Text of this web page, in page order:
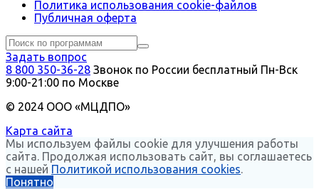
Политика использования сookie-файлов
Публичная оферта
Задать вопрос
8 800 350-36-28 Звонок по России бесплатный Пн-Вск
9:00-21:00 по Москве
© 2024 ООО «МЦДПО»
Карта сайта
Мы используем файлы cookie для улучшения работы
сайта. Продолжая использовать сайт, вы соглашаетесь
с нашей Политикой использования cookies
Понятно